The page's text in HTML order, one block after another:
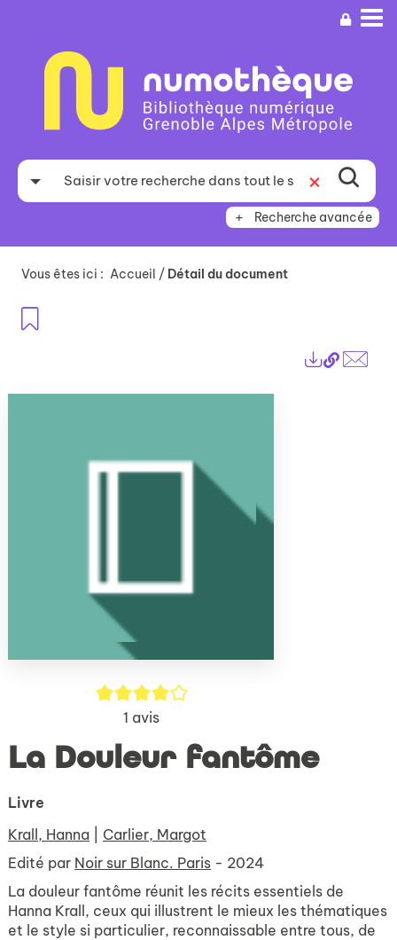
recherche
Recherche avancée
Vous êtes ici : Accueil / Détail du document
Lien
4/5
1 avis
La Douleur fantôme
Livre
Krall, Hanna
Carlier, Margot
Edité par Noir sur Blanc. Paris - 2024
La douleur fantôme réunit les récits essentiels de
Hanna Krall, ceux qui illustrent le mieux les thématiques
et le style si particulier, reconnaissable entre tous, de